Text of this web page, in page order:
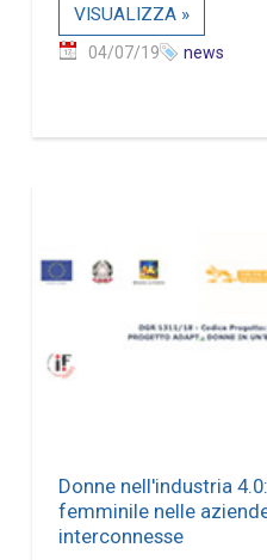
VISUALIZZA »
04/07/19 news
Donne nell'industria
femminile nelle
interconnesse